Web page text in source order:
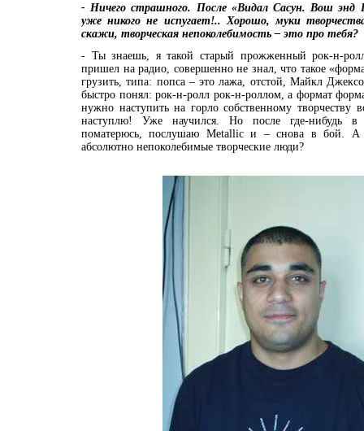
- Ничего страшного. После «Видал Сасун. Вош энд
уже никого не испугает!.. Хорошо, муки
скажи, творческая непоколебимость – это про тебя?
- Ты знаешь, я такой старый прожженный рок-н-
пришел на радио, совершенно не знал, что такое
грузить, типа: попса – это лажа, отстой, Майкл
быстро понял: рок-н-ролл рок-н-роллом, а формат
нужно наступить на горло собственному творчеству
наступлю! Уже научился. Но после где-нибудь в
поматерюсь, послушаю Metallic и – снова в бой. А
абсолютно непоколебимые творческие люди?